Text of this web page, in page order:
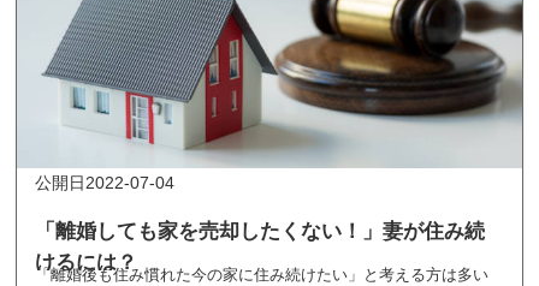
「離婚しても家を売却したくない！」妻が住み続
けるには？
2022-07-04
「離婚後も住み慣れた今の家に住み続けたい」と考える方は多い